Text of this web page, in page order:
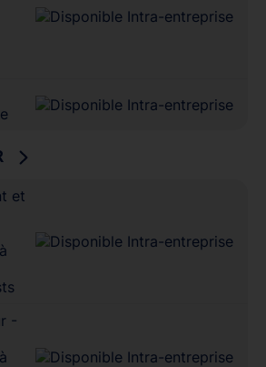
et
-